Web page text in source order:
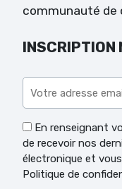
communauté de
INSCRIPTION
En renseignant
de recevoir nos
électronique et
Politique de